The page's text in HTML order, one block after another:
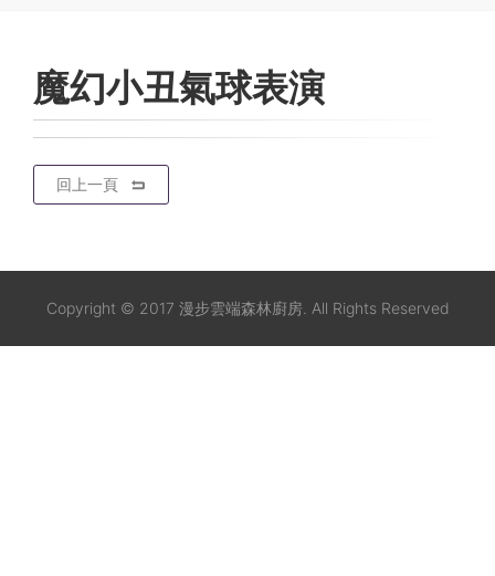
魔幻小丑氣球表演
回上一頁
Copyright © 2017 漫步雲端森林廚房. All Rights Reserved